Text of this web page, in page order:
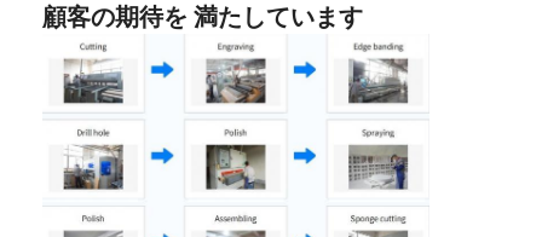
顧客の期待を 満たしています